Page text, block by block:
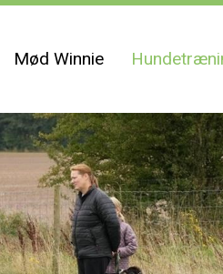
Mød Winnie